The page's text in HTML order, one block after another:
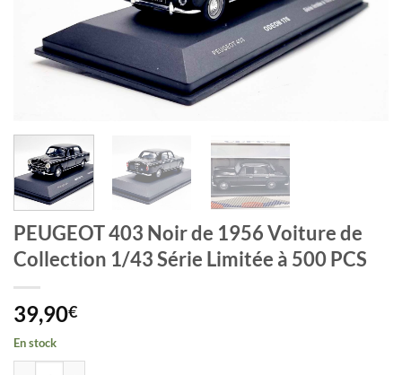
PEUGEOT 403 Noir de 1956 Voiture de
Collection 1/43 Série Limitée à 500 PCS
39,90€
En stock